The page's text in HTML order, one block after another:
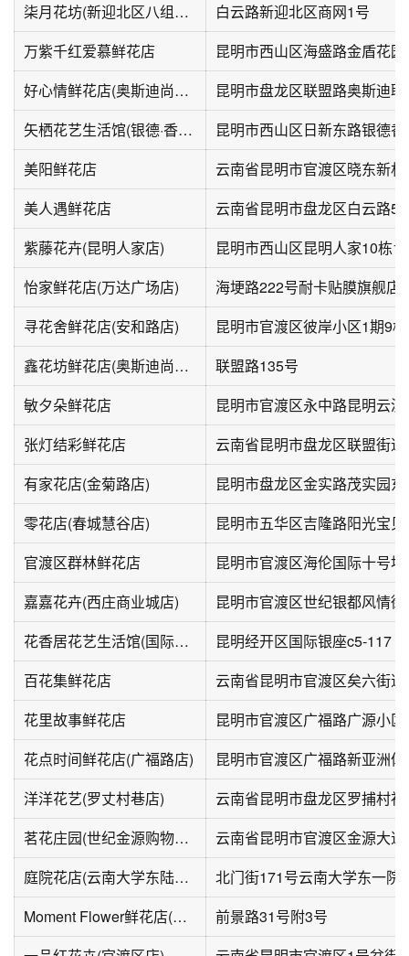
柒月花坊(新迎北区八组团店)
白云路新迎北区商网1号
万紫千红爱慕鲜花店
昆明市西山区海盛路金盾花
好心情鲜花店(奥斯迪尚义花市店)
矢栖花艺生活馆(银德·香榭丽园店)
昆明市西山区日新东路银德
美阳鲜花店
云南省昆明市官渡区晓东新
美人遇鲜花店
云南省昆明市盘龙区白云路
紫藤花卉(昆明人家店)
昆明市西山区昆明人家10栋1
怡家鲜花店(万达广场店)
海埂路222号耐卡贴膜旗舰店
寻花舍鲜花店(安和路店)
昆明市官渡区彼岸小区1期9
鑫花坊鲜花店(奥斯迪尚义花市店)
联盟路135号
敏夕朵鲜花店
张灯结彩鲜花店
云南省昆明市盘龙区联盟街
有家花店(金菊路店)
昆明市盘龙区金实路茂实园
零花店(春城慧谷店)
昆明市五华区吉隆路阳光宝
官渡区群林鲜花店
昆明市官渡区海伦国际十号
嘉嘉花卉(西庄商业城店)
昆明市官渡区世纪银都风情
花香居花艺生活馆(国际银座C区店)
昆明经开区国际银座c5-117
百花集鲜花店
云南省昆明市官渡区矣六街
花里故事鲜花店
昆明市官渡区广福路广源小
花点时间鲜花店(广福路店)
昆明市官渡区广福路新亚洲
洋洋花艺(罗丈村巷店)
茗花庄园(世纪金源购物中心店)
庭院花店(云南大学东陆校区店)
北门街171号云南大学东一院
Moment Flower鲜花店(花束开业花篮婚礼布置)
前景路31号附3号